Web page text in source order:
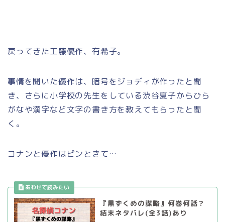
戻ってきた工藤優作、有希子。
事情を聞いた優作は、暗号をジョディが作ったと聞
き、さらに小学校の先生をしている渋谷夏子からひら
がなや漢字など文字の書き方を教えてもらったと聞
く。
コナンと優作はピンときて…
『黒ずくめの謀略』何巻何話？
結末ネタバレ(全3話)あり